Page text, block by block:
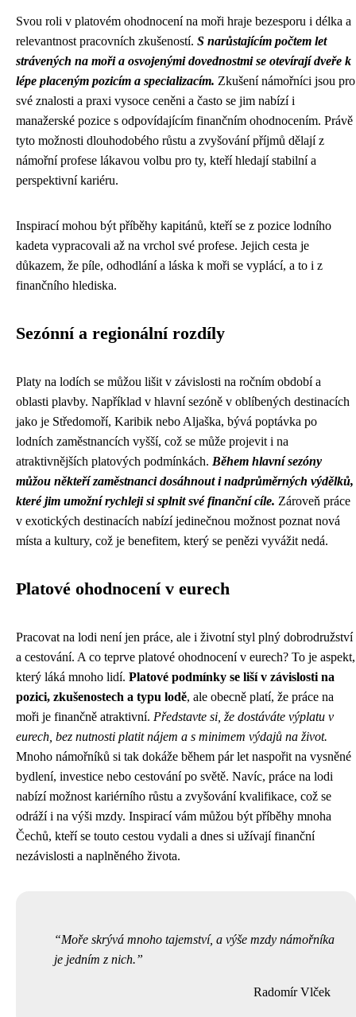
Svou roli v platovém ohodnocení na moři hraje bezesporu i délka a
relevantnost pracovních zkušeností. S narůstajícím počtem let
strávených na moři a osvojenými dovednostmi se otevírají dveře k
lépe placeným pozicím a specializacím. Zkušení námořníci jsou pro
své znalosti a praxi vysoce ceněni a často se jim nabízí i
manažerské pozice s odpovídajícím finančním ohodnocením. Právě
tyto možnosti dlouhodobého růstu a zvyšování příjmů dělají z
námořní profese lákavou volbu pro ty, kteří hledají stabilní a
perspektivní kariéru.
Inspirací mohou být příběhy kapitánů, kteří se z pozice lodního
kadeta vypracovali až na vrchol své profese. Jejich cesta je
důkazem, že píle, odhodlání a láska k moři se vyplácí, a to i z
finančního hlediska.
Sezónní a regionální rozdíly
Platy na lodích se můžou lišit v závislosti na ročním období a
oblasti plavby. Například v hlavní sezóně v oblíbených destinacích
jako je Středomoří, Karibik nebo Aljaška, bývá poptávka po
lodních zaměstnancích vyšší, což se může projevit i na
atraktivnějších platových podmínkách. Během hlavní sezóny
můžou někteří zaměstnanci dosáhnout i nadprůměrných výdělků,
které jim umožní rychleji si splnit své finanční cíle. Zároveň práce
v exotických destinacích nabízí jedinečnou možnost poznat nová
místa a kultury, což je benefitem, který se penězi vyvážit nedá.
Platové ohodnocení v eurech
Pracovat na lodi není jen práce, ale i životní styl plný dobrodružství
a cestování. A co teprve platové ohodnocení v eurech? To je aspekt,
který láká mnoho lidí. Platové podmínky se liší v závislosti na
pozici, zkušenostech a typu lodě, ale obecně platí, že práce na
moři je finančně atraktivní. Představte si, že dostáváte výplatu v
eurech, bez nutnosti platit nájem a s minimem výdajů na život.
Mnoho námořníků si tak dokáže během pár let naspořit na vysněné
bydlení, investice nebo cestování po světě. Navíc, práce na lodi
nabízí možnost kariérního růstu a zvyšování kvalifikace, což se
odráží i na výši mzdy. Inspirací vám můžou být příběhy mnoha
Čechů, kteří se touto cestou vydali a dnes si užívají finanční
nezávislosti a naplněného života.
Moře skrývá mnoho tajemství, a výše mzdy námořníka
je jedním z nich.
Radomír Vlček